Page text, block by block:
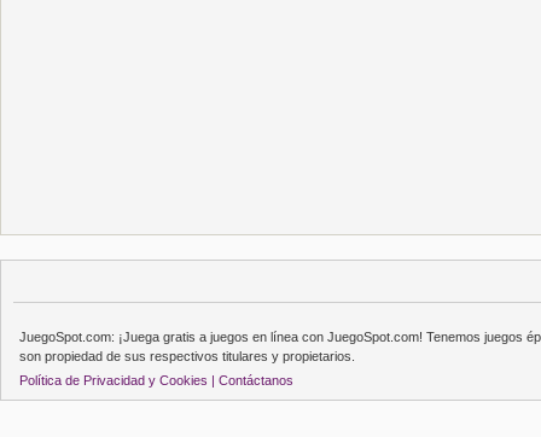
JuegoSpot.com: ¡Juega gratis a juegos en línea con JuegoSpot.com! Tenemos juegos
son propiedad de sus respectivos titulares y propietarios.
Política de Privacidad y Cookies | Contáctanos